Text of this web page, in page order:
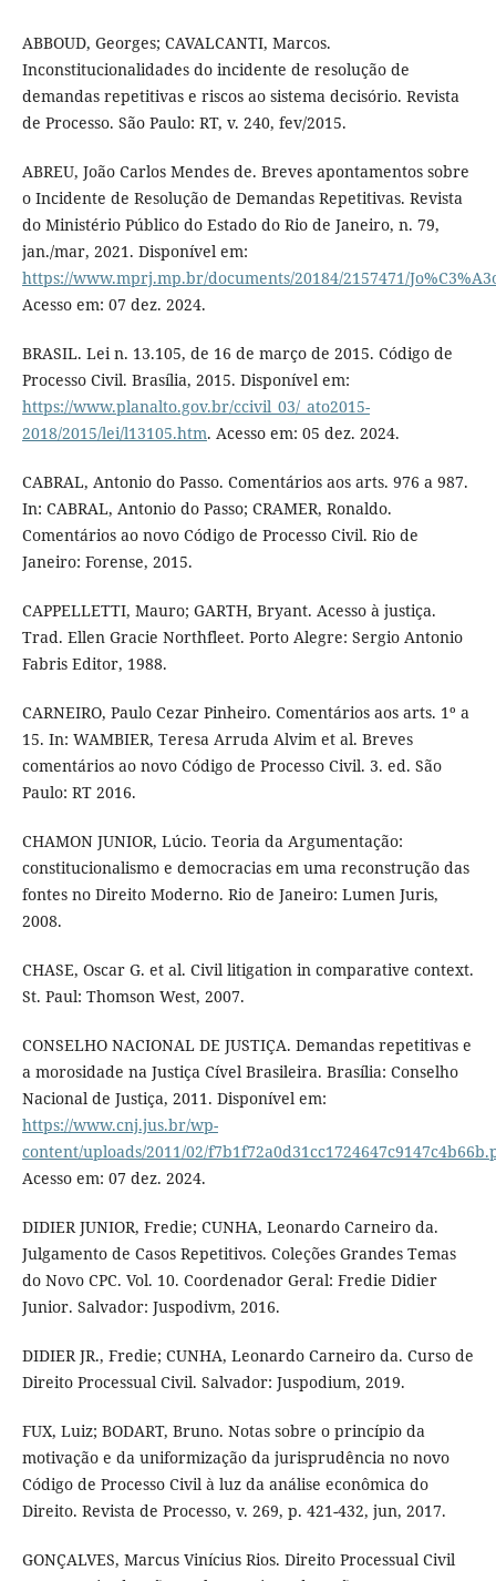
ABBOUD, Georges; CAVALCANTI, Marcos.
Inconstitucionalidades do incidente de resolução de
demandas repetitivas e riscos ao sistema decisório. Revista
de Processo. São Paulo: RT, v. 240, fev/2015.
ABREU, João Carlos Mendes de. Breves apontamentos sobre
o Incidente de Resolução de Demandas Repetitivas. Revista
do Ministério Público do Estado do Rio de Janeiro, n. 79,
jan./mar, 2021. Disponível em:
https://www.mprj.mp.br/documents/20184/2157471/
Acesso em: 07 dez. 2024.
BRASIL. Lei n. 13.105, de 16 de março de 2015. Código de
Processo Civil. Brasília, 2015. Disponível em:
https://www.planalto.gov.br/ccivil_03/_ato2015-
2018/2015/lei/l13105.htm. Acesso em: 05 dez. 2024.
CABRAL, Antonio do Passo. Comentários aos arts. 976 a 987.
In: CABRAL, Antonio do Passo; CRAMER, Ronaldo.
Comentários ao novo Código de Processo Civil. Rio de
Janeiro: Forense, 2015.
CAPPELLETTI, Mauro; GARTH, Bryant. Acesso à justiça.
Trad. Ellen Gracie Northfleet. Porto Alegre: Sergio Antonio
Fabris Editor, 1988.
CARNEIRO, Paulo Cezar Pinheiro. Comentários aos arts. 1º a
15. In: WAMBIER, Teresa Arruda Alvim et al. Breves
comentários ao novo Código de Processo Civil. 3. ed. São
Paulo: RT 2016.
CHAMON JUNIOR, Lúcio. Teoria da Argumentação:
constitucionalismo e democracias em uma reconstrução das
fontes no Direito Moderno. Rio de Janeiro: Lumen Juris,
2008.
CHASE, Oscar G. et al. Civil litigation in comparative context.
St. Paul: Thomson West, 2007.
CONSELHO NACIONAL DE JUSTIÇA. Demandas repetitivas e
a morosidade na Justiça Cível Brasileira. Brasília: Conselho
Nacional de Justiça, 2011. Disponível em:
https://www.cnj.jus.br/wp-
content/uploads/2011/02/
Acesso em: 07 dez. 2024.
DIDIER JUNIOR, Fredie; CUNHA, Leonardo Carneiro da.
Julgamento de Casos Repetitivos. Coleções Grandes Temas
do Novo CPC. Vol. 10. Coordenador Geral: Fredie Didier
Junior. Salvador: Juspodivm, 2016.
DIDIER JR., Fredie; CUNHA, Leonardo Carneiro da. Curso de
Direito Processual Civil. Salvador: Juspodium, 2019.
FUX, Luiz; BODART, Bruno. Notas sobre o princípio da
motivação e da uniformização da jurisprudência no novo
Código de Processo Civil à luz da análise econômica do
Direito. Revista de Processo, v. 269, p. 421-432, jun, 2017.
GONÇALVES, Marcus Vinícius Rios. Direito Processual Civil